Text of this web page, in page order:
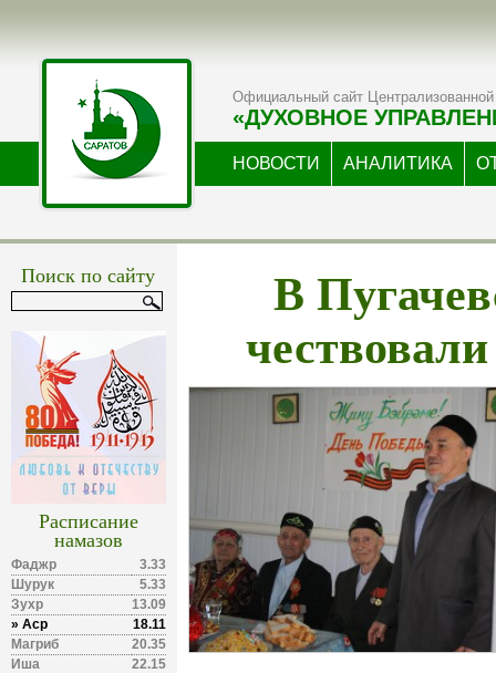
Официальный сайт Централизованной
«ДУХОВНОЕ
НОВОСТИ АНАЛИТИКА
Поиск по сайту
Расписание
намазов
Фаджр
3.33
Шурук
5.33
Зухр
13.09
» Аср
18.11
Магриб
20.35
Иша
22.15
В